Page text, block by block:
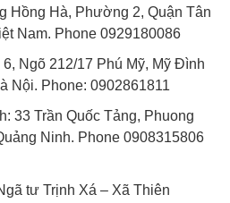
Hồng Hà, Phường 2, Quận Tân
Nam. Phone 0929180086
Ngõ 212/17 Phú Mỹ, Mỹ Đình
Nội. Phone: 0902861811
33 Trần Quốc Tảng, Phuong
Ninh. Phone 0908315806
tư Trịnh Xá – Xã Thiên